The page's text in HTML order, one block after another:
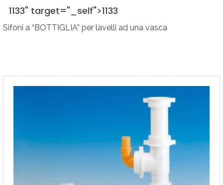
1133" target="_self">1133
Sifoni a “BOTTIGLIA” per lavelli ad una vasca